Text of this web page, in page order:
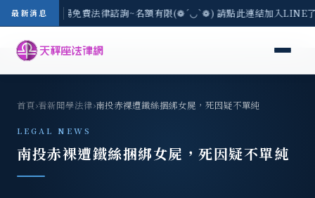
最新消息
-8/3(一) 現場免費法律諮詢~名額有限(❁´◡`❁) 請點此連結加入LINE
首頁›看新聞學法律›南投赤裸遭鐵絲捆綁女屍，死因疑不單純
LEGAL NEWS
南投赤裸遭鐵絲捆綁女屍，死因疑不單純